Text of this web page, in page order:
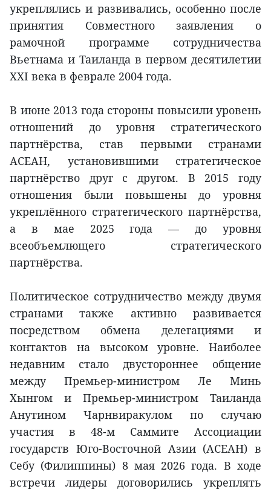
укреплялись и развивались, особенно после
принятия Совместного заявления о
рамочной программе сотрудничества
Вьетнама и Таиланда в первом десятилетии
XXI века в феврале 2004 года.
В июне 2013 года стороны повысили уровень
отношений до уровня стратегического
партнёрства, став первыми странами
АСЕАН, установившими стратегическое
партнёрство друг с другом. В 2015 году
отношения были повышены до уровня
укреплённого стратегического партнёрства,
а в мае 2025 года — до уровня
всеобъемлющего стратегического
партнёрства.
Политическое сотрудничество между двумя
странами также активно развивается
посредством обмена делегациями и
контактов на высоком уровне. Наиболее
недавним стало двустороннее общение
между Премьер-министром Ле Минь
Хынгом и Премьер-министром Таиланда
Анутином Чарнвиракулом по случаю
участия в 48-м Саммите Ассоциации
государств Юго-Восточной Азии (АСЕАН) в
Себу (Филиппины) 8 мая 2026 года. В ходе
встречи лидеры договорились укреплять